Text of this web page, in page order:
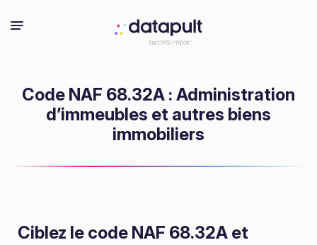
Code NAF 68.32A : Administration
d’immeubles et autres biens
immobiliers
Ciblez le code NAF 68.32A et